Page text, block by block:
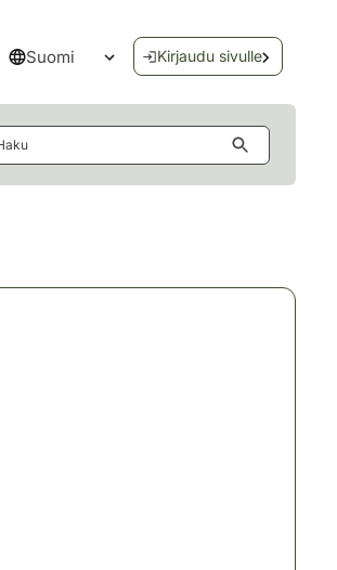
Suomi
Avaa kielivalikko
Kirjaudu sivulle